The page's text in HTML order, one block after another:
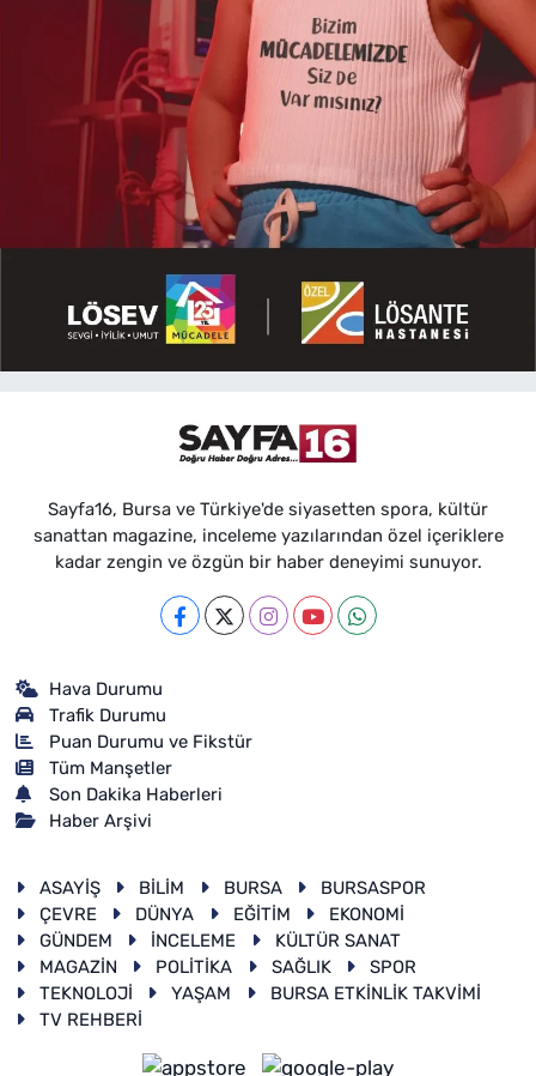
Sayfa16, Bursa ve Türkiye'de siyasetten spora, kültür
sanattan magazine, inceleme yazılarından özel içeriklere
kadar zengin ve özgün bir haber deneyimi sunuyor.
Hava Durumu
Trafik Durumu
Puan Durumu ve Fikstür
Tüm Manşetler
Son Dakika Haberleri
Haber Arşivi
ASAYİŞ BİLİM BURSA
BURSASPOR
ÇEVRE
DÜNYA EĞİTİM
EKONOMİ
GÜNDEM
İNCELEME
KÜLTÜR SANAT
MAGAZİN
POLİTİKA SAĞLIK
SPOR
TEKNOLOJİ
YAŞAM
BURSA ETKİNLİK TAKVİMİ
TV REHBERİ